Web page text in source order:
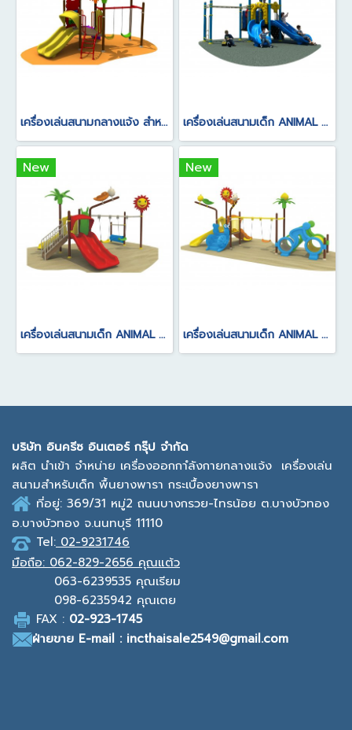
เครื่องเล่นสนามกลางแจ้ง สำหรับเด็ก อายุการใช้งาน 5-10 ปี เครื่องเล่นสนามเด็ก ANIMAL SERIES
New
เครื่องเล่นสนามเด็ก ANIMAL SERIES
New
เครื่องเล่นสนามเด็ก ANIMAL SERIES
บริษัท อินครีซ อินเตอร์ กรุ๊ป จำกัด
ผลิต นำเข้า จำหน่าย เครื่องออกกาํลังกายกลางแจ้ง เครื่องเล่น
สนามสำหรับเด็ก พื้นยางพารา กระเบื้องยางพารา
ที่อยู่: 369/31 หมู่2 ถนนบางกรวย-ไทรน้อย ต.บางบัวทอง
อ.บางบัวทอง จ.นนทบุรี 11110
Tel: 02-9231746
มือถือ: 062-829-2656 คุณแต้ว
063-6239535 คุณเรียม
098-6235942 คุณเตย
FAX : 02-923-1745
ฝ่ายขาย E-mail : incthaisale2549@gmail.com